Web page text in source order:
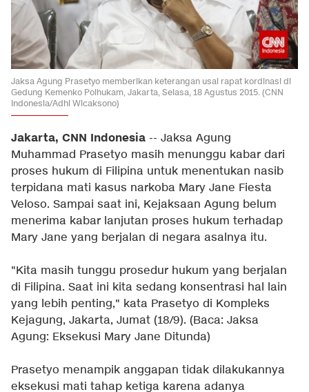
Jaksa Agung Prasetyo memberikan keterangan usai rapat kordinasi di
Gedung Kemenko Polhukam, Jakarta, Selasa, 18 Agustus 2015. (CNN
Indonesia/Adhi Wicaksono)
Jakarta, CNN Indonesia -- Jaksa Agung
Muhammad Prasetyo masih menunggu kabar dari
proses hukum di Filipina untuk menentukan nasib
terpidana mati kasus narkoba Mary Jane Fiesta
Veloso. Sampai saat ini, Kejaksaan Agung belum
menerima kabar lanjutan proses hukum terhadap
Mary Jane yang berjalan di negara asalnya itu.
"Kita masih tunggu prosedur hukum yang berjalan
di Filipina. Saat ini kita sedang konsentrasi hal lain
yang lebih penting," kata Prasetyo di Kompleks
Kejagung, Jakarta, Jumat (18/9). (Baca: Jaksa
Agung: Eksekusi Mary Jane Ditunda)
Prasetyo menampik anggapan tidak dilakukannya
eksekusi mati tahap ketiga karena adanya